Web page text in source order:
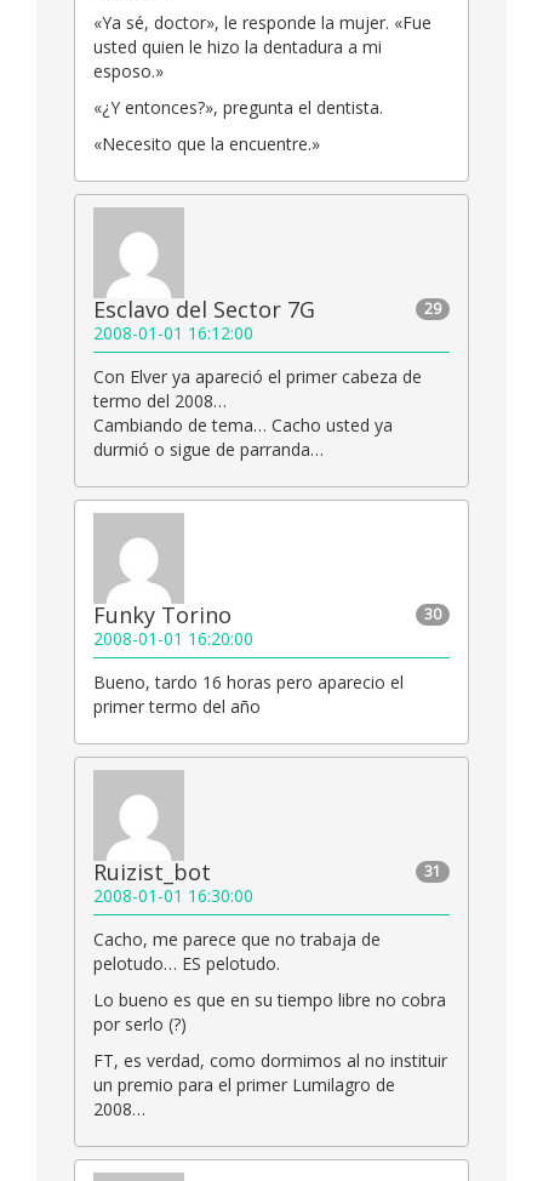
«Ya sé, doctor», le responde la mujer. «Fue
usted quien le hizo la dentadura a mi
esposo.»
«¿Y entonces?», pregunta el dentista.
«Necesito que la encuentre.»
29
Esclavo del Sector 7G
2008-01-01 16:12:00
Con Elver ya apareció el primer cabeza de
termo del 2008…
Cambiando de tema… Cacho usted ya
durmió o sigue de parranda…
30
Funky Torino
2008-01-01 16:20:00
Bueno, tardo 16 horas pero aparecio el
primer termo del año
31
Ruizist_bot
2008-01-01 16:30:00
Cacho, me parece que no trabaja de
pelotudo… ES pelotudo.
Lo bueno es que en su tiempo libre no cobra
por serlo (?)
FT, es verdad, como dormimos al no instituir
un premio para el primer Lumilagro de
2008…